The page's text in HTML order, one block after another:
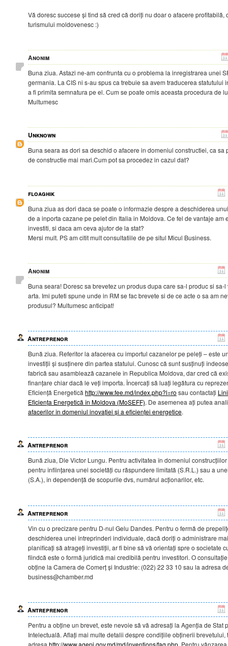
Vă doresc succese și tind să cred că doriți nu doar o afacere profitabilă,
turismului moldovenesc :)
Anonim
Buna ziua. Astazi ne-am confrunta cu o problema la inregistrarea unei
germania. La CIS ni s-au spus ca trebuie sa avem traducerea statutului
a fi primita semnatura pe el. Cum se poate omis aceasta procedura de
Multumesc
Unknown
Buna seara as dori sa deschid o afacere in domeniul constructiei, ca sa
de constructie mai mari.Cum pot sa procedez in cazul dat?
floaghik
Buna ziua as dori daca se poate o informazie despre a deschiderea
de a inporta cazane pe pelet din Italia in Moldova. Ce fel de vantaje am
investiti, si daca am ceva ajutor de la stat?
Mersi mult. PS am citit mult consultatiile de pe situl Micul Business.
Anonim
Buna seara! Doresc sa brevetez un produs dupa care sa-l produc si sa-
arta. Imi puteti spune unde in RM se fac brevete si de ce acte o sa am
produsul? Multumesc anticipat!
Antreprenor
Bună ziua. Referitor la afacerea cu importul cazanelor pe peleți – este
investiții și susținere din partea statului. Cunosc că sunt susținuți
fabrică sau asamblează cazanele în Republica Moldova, dar cred că
finanțare chiar dacă le veți importa. Încercați să luați legătura cu
Eficiență Energetică http://www.fee.md/index.php?l=ro sau contactați
Eficiența Energetică în Moldova (MoSEFF). De asemenea ați putea
afacerilor în domeniul inovației și a eficienței energetice.
Antreprenor
Bună ziua, Dle Victor Lungu. Pentru activitatea în domeniul
pentru înființarea unei societăți cu răspundere limitată (S.R.L.) sau a
(S.A.), în dependență de scopurile dvs, numărul acționarilor, etc.
Antreprenor
Vin cu o precizare pentru D-nul Gelu Dandes. Pentru o fermă de
deschiderea unei întreprinderi individuale, dacă doriți o administrare
planificați să atrageți investiții, ar fi bine să vă orientați spre o societate
fiindcă este o formă juridică mai credibilă pentru investitori. O
obține la Camera de Comerț și Industrie: (022) 22 33 10 sau la adresa
business@chamber.md
Antreprenor
Pentru a obține un brevet, este nevoie să vă adresați la Agenția de Stat
Intelectuală. Aflați mai multe detalii despre condițiile obținerii brevetului,
adresa http://www.agepi.gov.md/md/inventions/faq.php . Pentru